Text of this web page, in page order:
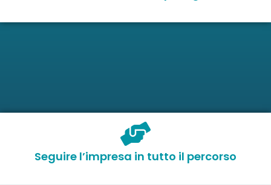
Seguire l’impresa in tutto il percorso